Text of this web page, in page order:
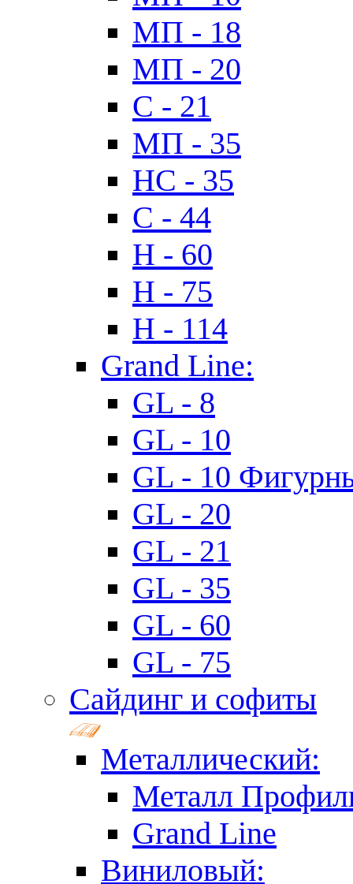
МП - 18
МП - 20
C - 21
МП - 35
HC - 35
C - 44
H - 60
H - 75
H - 114
Grand Line:
GL - 8
GL - 10
GL - 10
GL - 20
GL - 21
GL - 35
GL - 60
GL - 75
Сайдинг и софиты
Металлический:
Металл
Grand Line
Виниловый: